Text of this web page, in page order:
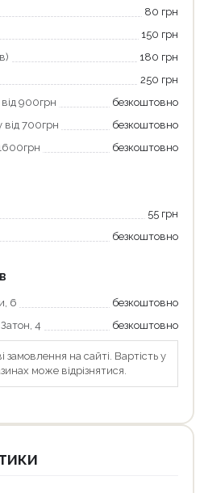
80 грн
150 грн
180 грн
250 грн
900грн
безкоштовно
700грн
безкоштовно
безкоштовно
55 грн
безкоштовно
6
безкоштовно
4
безкоштовно
замовлення на сайті. Вартість у
може відрізнятися.